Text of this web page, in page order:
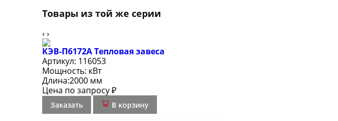
Товары из той же серии
‹ ›
КЭВ-П6172А Тепловая завеса
Артикул: 116053
Мощность: кВт
Длина:2000 мм
Цена по запросу ₽
Заказать В корзину